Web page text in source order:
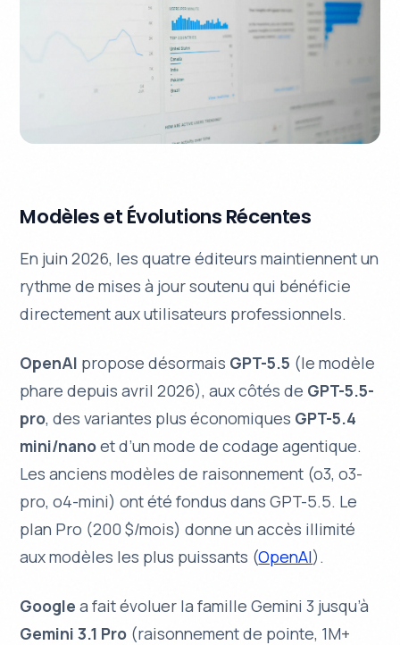
Modèles et Évolutions Récentes
En juin 2026, les quatre éditeurs maintiennent un
rythme de mises à jour soutenu qui bénéficie
directement aux utilisateurs professionnels.
OpenAI propose désormais GPT-5.5 (le modèle
phare depuis avril 2026), aux côtés de GPT-5.5-
pro, des variantes plus économiques GPT-5.4
mini/nanoet d’un mode de codage agentique.
Les anciens modèles de raisonnement (o3, o3-
pro, o4-mini) ont été fondus dans GPT-5.5. Le
plan Pro (200 $/mois) donne un accès illimité
aux modèles les plus puissants (OpenAI).
Google a fait évoluer la familleGemini 3 jusqu’à
Gemini 3.1 Pro (raisonnement de pointe, 1M+